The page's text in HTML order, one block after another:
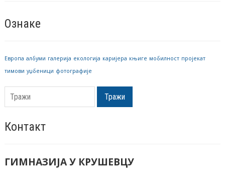
Ознаке
Европа албуми галерија екологија каријера књиге мобилност пројекат
тимови уџбеници фотографије
Тражи
Контакт
ГИМНАЗИЈА У КРУШЕВЦУ